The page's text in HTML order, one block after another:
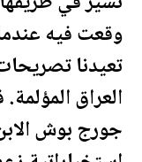
وقعت فيه
تعيدنا
العراق
جورج بوش